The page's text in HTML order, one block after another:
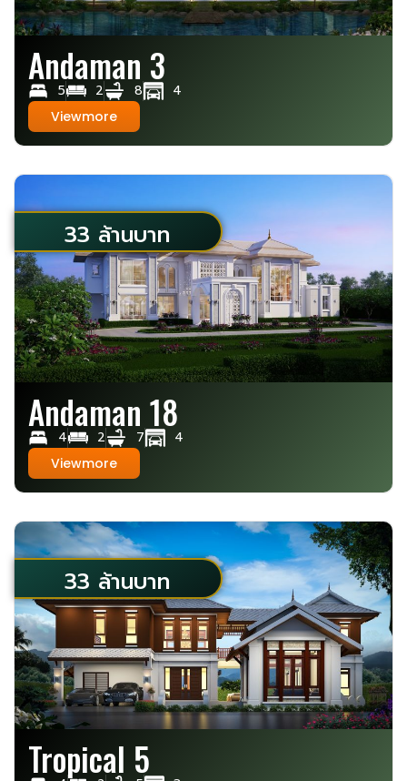
Andaman 3
5 2 8 4
Viewmore
33 ล้านบาท
Andaman 18
4 2 7 4
Viewmore
33 ล้านบาท
Tropical 5